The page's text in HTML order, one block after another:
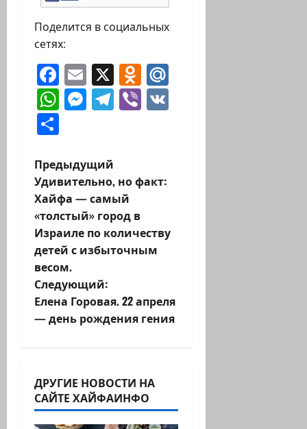
Поделится в социальных
сетях:
Facebook
Email
X Odnoklassniki
WhatsApp
Messenger
Telegram
Viber
Н
а
в
и
г
а
я
Предыдущий
Удивительно, но факт:
Хайфа — самый
«толстый» город в
Израиле по количеству
детей с избыточным
весом.
Следующий:
Елена Горовая. 22 апреля
— день рождения гения
ДРУГИЕ НОВОСТИ НА
САЙТЕ ХАЙФАИНФО